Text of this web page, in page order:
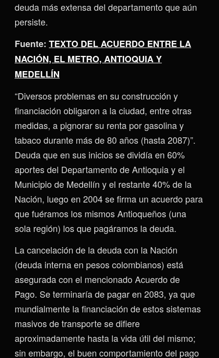
deuda más extensa del departamento que aún
persiste.
Fuente: TEXTO DEL ACUERDO ENTRE LA
NACIÓN, EL METRO, ANTIOQUIA Y
MEDELLÍN
“Diversos problemas en su construcción y
financiación obligaron a la ciudad, entre otras
medidas, a pignorar su renta por gasolina y
tabaco durante más de 80 años (hasta 2087)”.
Deuda que en sus inicios se dividía en 60%
aportes del Departamento de Antioquia y el
Municipio de Medellín y el restante 40% de la
Nación, luego en 2004 se firma un acuerdo para
que fuéramos los mismos Antioqueños (una
sola región) los que pagáramos la deuda.
La cancelación de la deuda con la Nación
(deuda interna en pesos colombianos) está
asegurada con el mencionado Acuerdo de
Pago. Se terminaría de pagar en 2083, ya que
mundialmente la financiación de estos sistemas
masivos de transporte se difiere
aproximadamente hasta la vida útil del mismo;
sin embargo, el buen comportamiento del pago